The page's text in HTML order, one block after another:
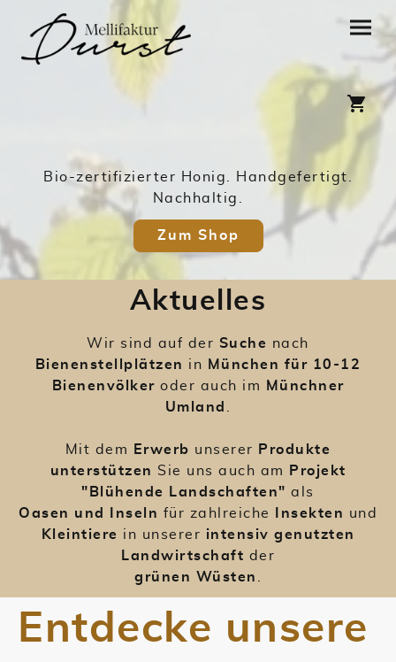
Zum Shop
Bio-zertifizierter Honig. Handgefertigt.
Nachhaltig.
Aktuelles
Wir sind auf der Suche nach
Bienenstellplätzen in
München für 10-12
Bienenvölker oder auch im
Münchner
Umland
Mit dem Erwerb unserer
Produkte
unterstützen Sie uns auch am
Projekt
"Blühende Landschaften" als
Oasen und Inseln für zahlreiche Insekten und
Kleintiere in unserer intensiv genutzten
Landwirtschaft der
grünen Wüsten
Entdecke unsere